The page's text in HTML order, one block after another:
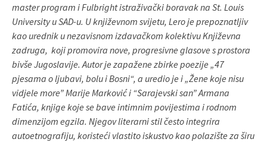
master program i Fulbright istraživački boravak na St. Louis
University u SAD-u. U književnom svijetu, Lero je prepoznatljiv
kao urednik u nezavisnom izdavačkom kolektivu Književna
zadruga, koji promovira nove, progresivne glasove s prostora
bivše Jugoslavije. Autor je zapažene zbirke poezije „47
pjesama o ljubavi, bolu i Bosni“, a uredio je i „Žene koje nisu
vidjele more” Marije Marković i “Sarajevski san” Armana
Fatića, knjige koje se bave intimnim povijestima i rodnom
dimenzijom egzila. Njegov literarni stil često integrira
autoetnografiju, koristeći vlastito iskustvo kao polazište za širu